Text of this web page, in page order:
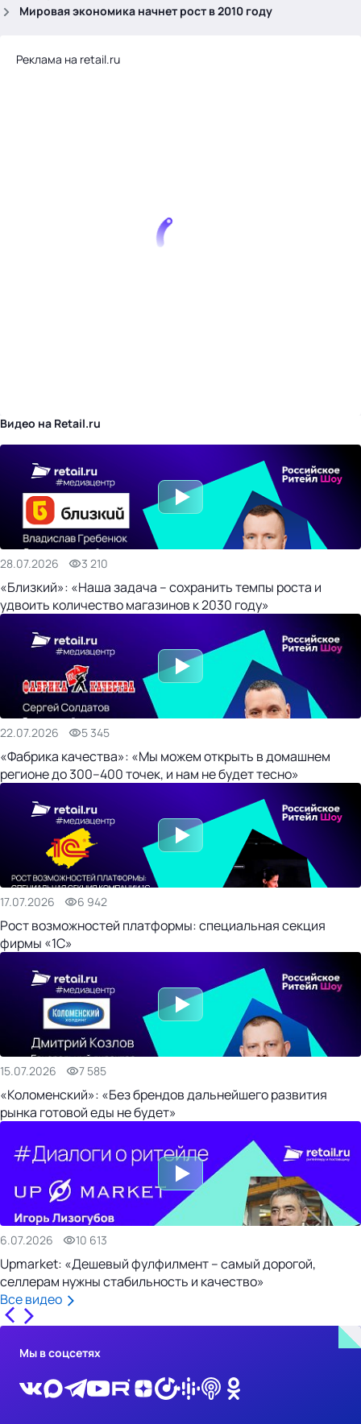
Мировая экономика начнет рост в 2010 году
Реклама на retail.ru
Видео на Retail.ru
28.07.2026 3 210
«Близкий»: «Наша задача – сохранить темпы роста и
удвоить количество магазинов к 2030 году»
22.07.2026 5 345
«Фабрика качества»: «Мы можем открыть в домашнем
регионе до 300–400 точек, и нам не будет тесно»
17.07.2026 6 942
Рост возможностей платформы: специальная секция
фирмы «1С»
15.07.2026 7 585
«Коломенский»: «Без брендов дальнейшего развития
рынка готовой еды не будет»
6.07.2026 10 613
Upmarket: «Дешевый фулфилмент – самый дорогой,
селлерам нужны стабильность и качество»
Все видео
Мы в соцсетях